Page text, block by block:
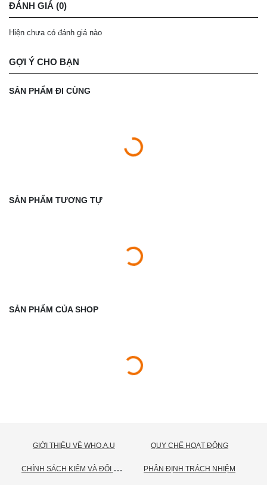
ĐÁNH GIÁ (0)
Hiện chưa có đánh giá nào
GỢI Ý CHO BẠN
SẢN PHẨM ĐI CÙNG
SẢN PHẨM TƯƠNG TỰ
SẢN PHẨM CỦA SHOP
GIỚI THIỆU VỀ WHO.A.U
C
HÍNH SÁCH KIỂM VÀ ĐỔI TRẢ HÀNG
QUY CHẾ HOẠT ĐỘNG
PHÂN ĐỊNH TRÁCH NHIỆM